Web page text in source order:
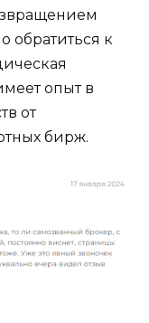
обратиться к
опыт в
от
бирж.